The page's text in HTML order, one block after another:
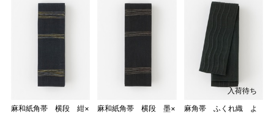
麻和紙角帯 横段 紺×
麻和紙角帯 横段 墨×
入荷待ち
麻角帯 ふくれ織 よ